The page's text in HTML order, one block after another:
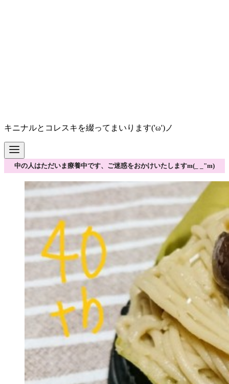
キニナルとコレスキを綴ってまいります('ω')ノ
中の人はただいま療養中です、ご迷惑をおかけいたしますm(_ _"m)